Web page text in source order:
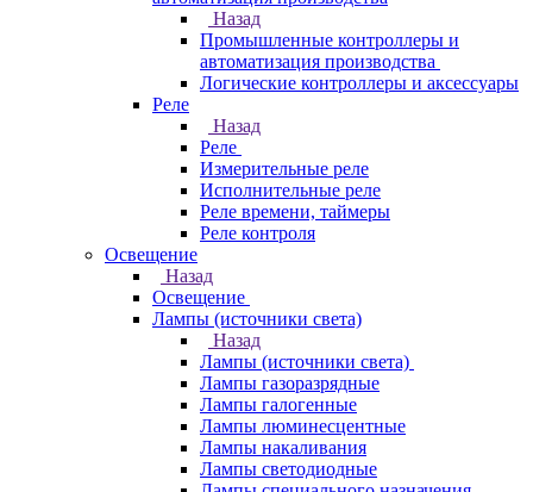
Назад
Промышленные контроллеры и
автоматизация производства
Логические контроллеры и аксессуары
Реле
Назад
Реле
Измерительные реле
Исполнительные реле
Реле времени, таймеры
Реле контроля
Освещение
Назад
Освещение
Лампы (источники света)
Назад
Лампы (источники света)
Лампы газоразрядные
Лампы галогенные
Лампы люминесцентные
Лампы накаливания
Лампы светодиодные